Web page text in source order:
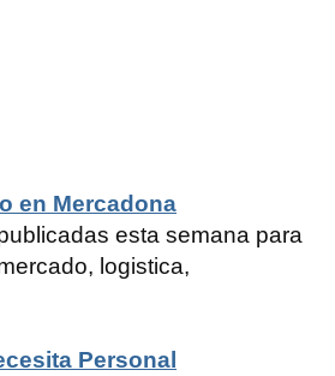
en Mercadona
esta semana para
logistica,
Personal